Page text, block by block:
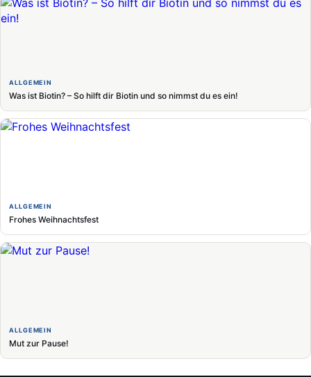
ALLGEMEIN
Was ist Biotin? – So hilft dir Biotin und so nimmst du es ein!
ALLGEMEIN
Frohes Weihnachtsfest
ALLGEMEIN
Mut zur Pause!